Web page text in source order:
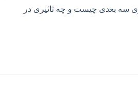
سه بعدی چیست و چه تاثیری در